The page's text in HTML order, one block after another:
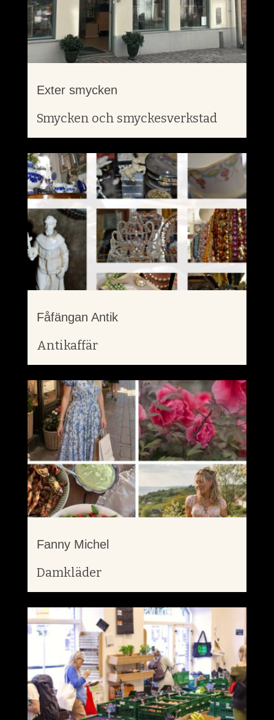
Exter smycken
Smycken och smyckesverkstad
Fåfängan Antik
Antikaffär
Fanny Michel
Damkläder